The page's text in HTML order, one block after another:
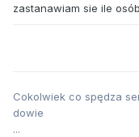
zastanawiam sie ile
Cokolwiek co spędza
dowie
...